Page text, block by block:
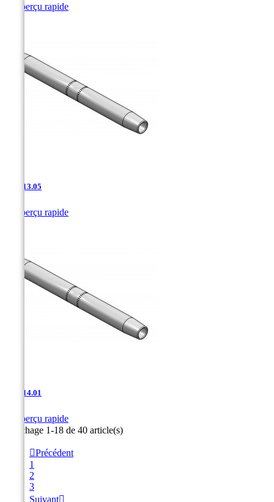
Aperçu rapide
AAJ-13.05
Aperçu rapide
AAJ-14.01
Aperçu rapide
Affichage 1-18 de 40 article(s)
Précédent
1
2
3
Suivant